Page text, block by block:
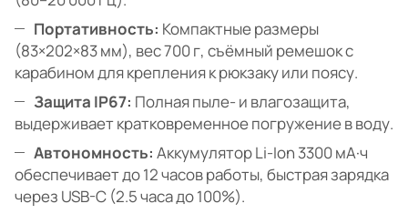
Портативность: Компактные размеры
(83×202×83 мм), вес 700 г, съёмный ремешок с
карабином для крепления к рюкзаку или поясу.
Защита IP67: Полная пыле- и влагозащита,
выдерживает кратковременное погружение в воду.
Автономность: Аккумулятор Li-Ion 3300 мА·ч
обеспечивает до 12 часов работы, быстрая зарядка
через USB-C (2.5 часа до 100%).